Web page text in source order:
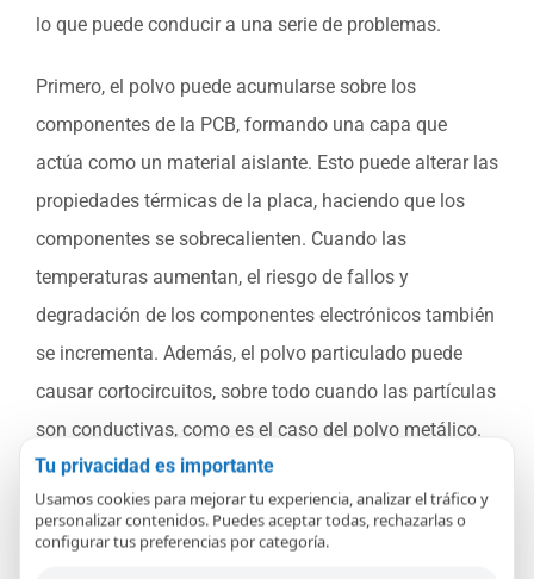
lo que puede conducir a una serie de problemas.
Primero, el polvo puede acumularse sobre los
componentes de la PCB, formando una capa que
actúa como un material aislante. Esto puede alterar las
propiedades térmicas de la placa, haciendo que los
componentes se sobrecalienten. Cuando las
temperaturas aumentan, el riesgo de fallos y
degradación de los componentes electrónicos también
se incrementa. Además, el polvo particulado puede
causar cortocircuitos, sobre todo cuando las partículas
son conductivas, como es el caso del polvo metálico.
Los problemas relacionados con el polvo no solo
afectan la funcionalidad de las PCBs, sino que
Tu privacidad es importante
Usamos cookies para mejorar tu experiencia, analizar el tráfico y
personalizar contenidos. Puedes aceptar todas, rechazarlas o
configurar tus preferencias por categoría.